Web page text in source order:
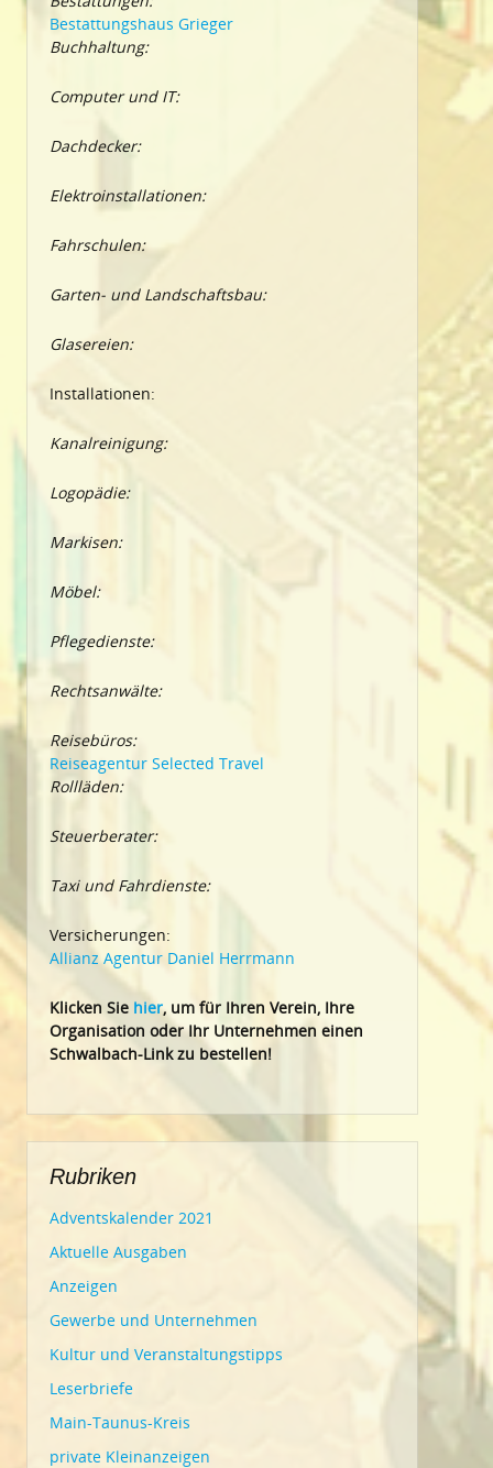
Bestattungshaus Grieger
Buchhaltung:
Computer und IT:
Dachdecker:
Elektroinstallationen:
Fahrschulen:
Garten- und Landschaftsbau:
Glasereien:
Installationen:
Kanalreinigung:
Logopädie:
Markisen:
Möbel:
Pflegedienste:
Rechtsanwälte:
Reisebüros:
Reiseagentur Selected Travel
Rollläden:
Steuerberater:
Taxi und Fahrdienste:
Versicherungen:
Allianz Agentur Daniel Herrmann
Klicken Sie hier, um für Ihren Verein, Ihre
Organisation oder Ihr Unternehmen einen
Schwalbach-Link zu bestellen!
Rubriken
Adventskalender 2021
Aktuelle Ausgaben
Anzeigen
Gewerbe und Unternehmen
Kultur und Veranstaltungstipps
Leserbriefe
Main-Taunus-Kreis
private Kleinanzeigen